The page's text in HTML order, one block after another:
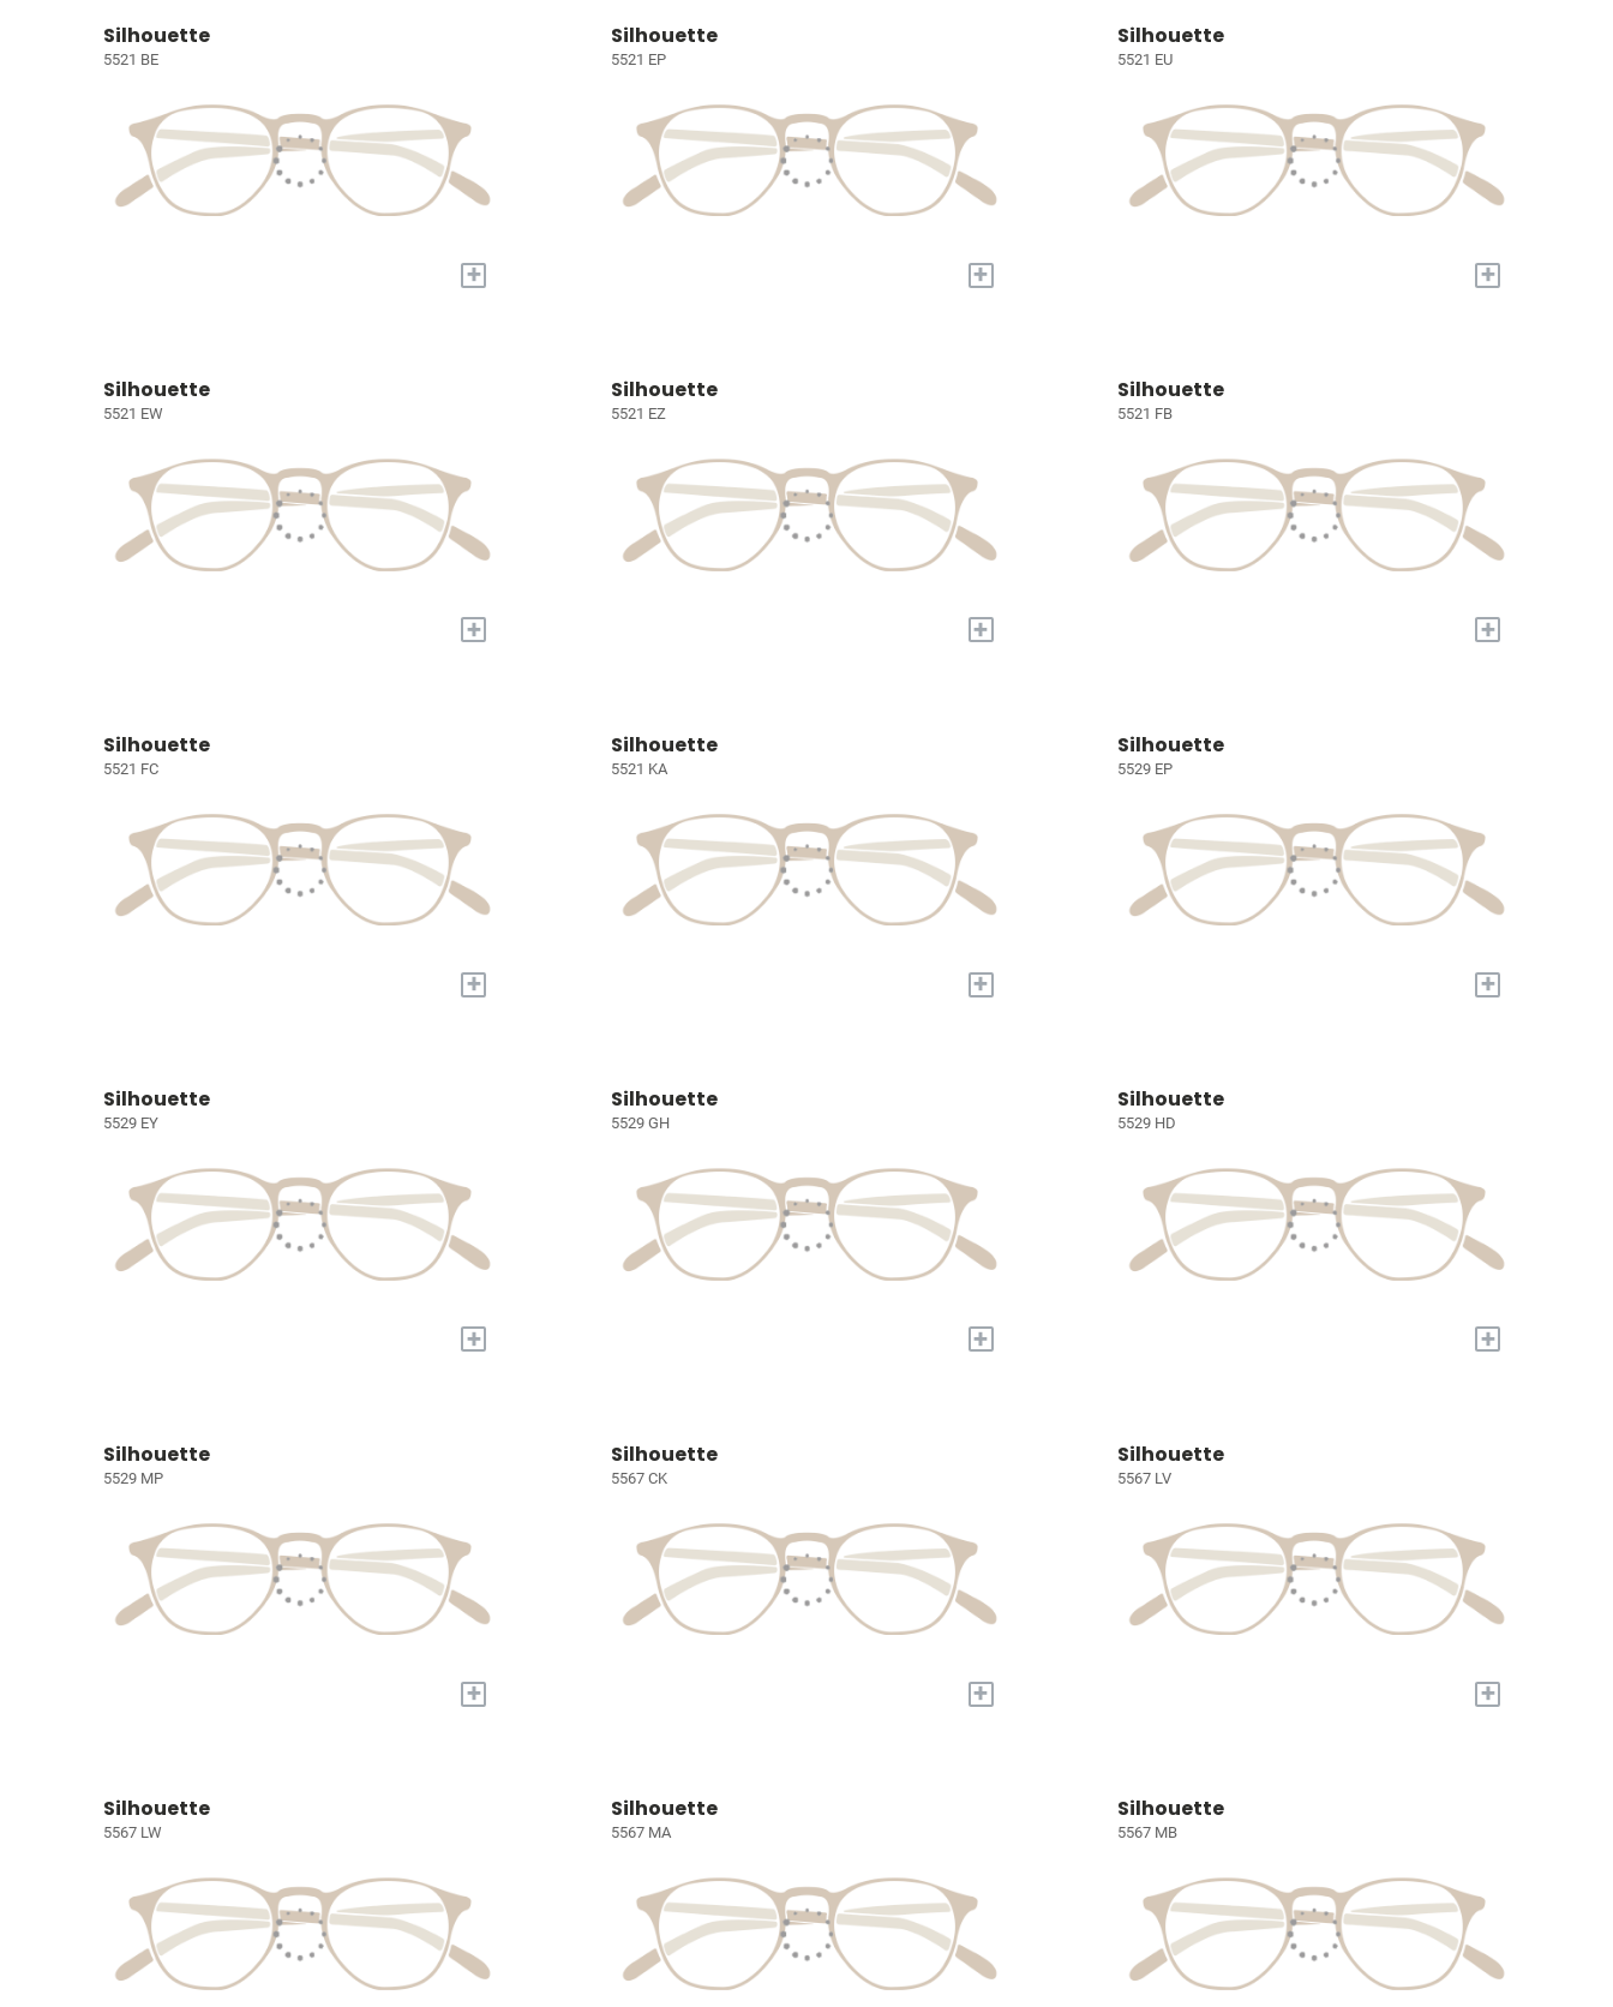
Silhouette
5521 BE
+
Silhouette
5521 EP
+
Silhouette
5521 EU
+
Silhouette
5521 EW
+
Silhouette
5521 EZ
+
Silhouette
5521 FB
+
Silhouette
5521 FC
+
Silhouette
5521 KA
+
Silhouette
5529 EP
+
Silhouette
5529 EY
+
Silhouette
5529 GH
+
Silhouette
5529 HD
+
Silhouette
5529 MP
+
Silhouette
5567 CK
+
Silhouette
5567 LV
+
Silhouette
5567 LW
Silhouette
5567 MA
Silhouette
5567 MB